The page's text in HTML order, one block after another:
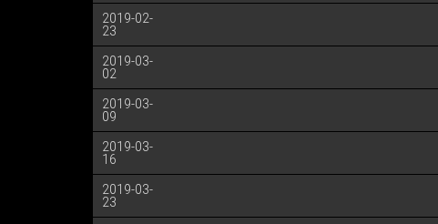
2019-02-
23
2019-03-
02
2019-03-
09
2019-03-
16
2019-03-
23